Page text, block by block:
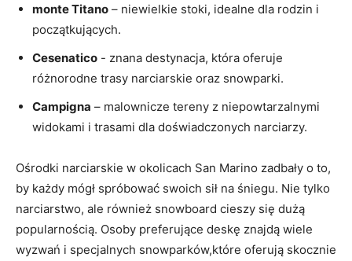
monte Titano – niewielkie ⁤stoki, ⁤idealne ‌dla ⁣rodzin i
początkujących.
Cesenatico ⁤- ‌znana destynacja, która ​oferuje
różnorodne trasy narciarskie ‌oraz snowparki.
Campigna – malownicze tereny z niepowtarzalnymi
widokami i ‍trasami dla doświadczonych narciarzy.
Ośrodki narciarskie w okolicach San Marino⁣ zadbały o to,
by każdy mógł​ spróbować ⁤swoich sił na ⁢śniegu. Nie tylko⁣
narciarstwo, ale również‍ snowboard cieszy się dużą
popularnością. Osoby ‌preferujące deskę​ znajdą wiele
wyzwań i specjalnych snowparków,które oferują skocznie